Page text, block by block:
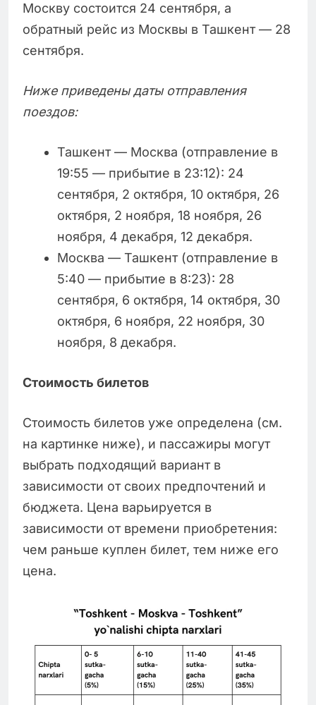
Москву состоится 24 сентября, а
обратный рейс из Москвы в Ташкент — 28
сентября.
Ниже приведены даты отправления
поездов:
Ташкент — Москва (отправление в
19:55 — прибытие в 23:12): 24
сентября, 2 октября, 10 октября, 26
октября, 2 ноября, 18 ноября, 26
ноября, 4 декабря, 12 декабря.
Москва — Ташкент (отправление в
5:40 — прибытие в 8:23): 28
сентября, 6 октября, 14 октября, 30
октября, 6 ноября, 22 ноября, 30
ноября, 8 декабря.
Стоимость билетов
Стоимость билетов уже определена (см.
на картинке ниже), и пассажиры могут
выбрать подходящий вариант в
зависимости от своих предпочтений и
бюджета. Цена варьируется в
зависимости от времени приобретения:
чем раньше куплен билет, тем ниже его
цена.